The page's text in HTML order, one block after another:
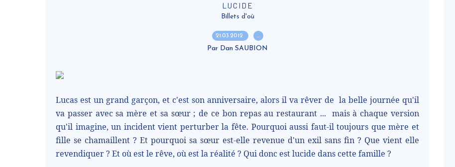
LUCIDE
Billets d'où
21.03.2012 …
Par Dan SAUBION
Lucas est un grand garçon, et c'est son anniversaire, alors il va rêver de la belle journée qu'il
va passer avec sa mère et sa sœur ; de ce bon repas au restaurant ... mais à chaque version
qu'il imagine, un incident vient perturber la fête. Pourquoi aussi faut-il toujours que mère et
fille se chamaillent ? Et pourquoi sa sœur est-elle revenue d'un exil sans fin ? Que vient elle
revendiquer ? Et où est le rêve, où est la réalité ? Qui donc est lucide dans cette famille ?